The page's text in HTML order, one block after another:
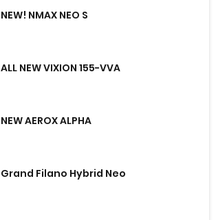
NEW! NMAX NEO S
ALL NEW VIXION 155-VVA
NEW AEROX ALPHA
Grand Filano Hybrid Neo